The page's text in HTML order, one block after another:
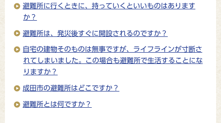
避難所に行くときに、持っていくといいものはあります
か？
避難所は、発災後すぐに開設されるのですか？
自宅の建物そのものは無事ですが、ライフラインが寸断さ
れてしまいました。この場合も避難所で生活することにな
りますか？
成田市の避難所はどこですか？
避難所とは何ですか？